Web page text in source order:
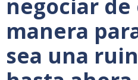
negociar de
manera
sea una